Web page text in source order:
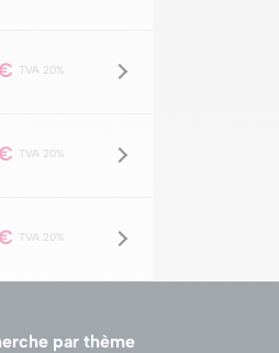
TVA 20%
TVA 20%
TVA 20%
par thème